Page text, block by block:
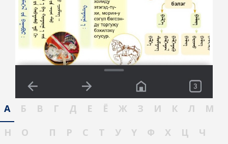
А Б В Г Д Е Ё Ж З И К Л
М
Н
О П Р С Т У Ү Ф Х Ц
Ч